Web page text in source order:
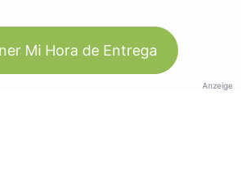
Mi Hora de Entrega
Anzeige